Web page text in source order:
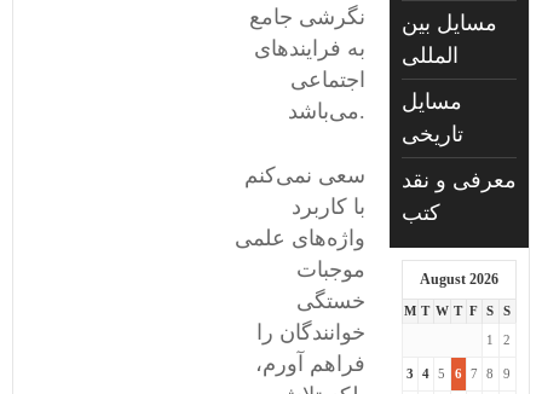
نگرشی جامع
به فرایندهای
اجتماعی
می‌باشد.
سعی نمی‌کنم
با کاربرد
واژه‌های علمی
موجبات
خستگی
خوانندگان را
فراهم آورم،
مسایل بین
المللی
مسایل
تاریخی
معرفی و نقد
کتب
August 2026
M T W T F S
S
1
2
3 4 5 6 7 8 9